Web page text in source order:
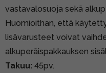
vastavalosuoja sekä
Huomioithan, että
lisävarusteet voivat
alkuperäispakkauksen
Takuu: 45pv.